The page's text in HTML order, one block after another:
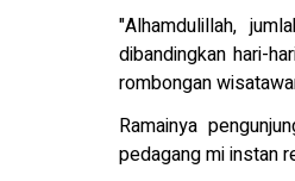
"Alhamdulillah,
dibandingkan hari-
rombongan
Ramainya
pedagang mi instan